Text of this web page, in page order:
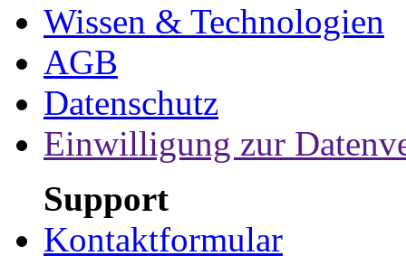
Wissen & Technologien
AGB
Datenschutz
Einwilligung zur
Support
Kontaktformular